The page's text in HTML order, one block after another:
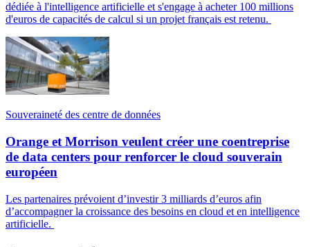
dédiée à l'intelligence artificielle et s'engage à acheter 100 millions
d'euros de capacités de calcul si un projet français est retenu.
Souveraineté des centre de données
Orange et Morrison veulent créer une coentreprise
de data centers pour renforcer le cloud souverain
européen
Les partenaires prévoient d’investir 3 milliards d’euros afin
d’accompagner la croissance des besoins en cloud et en intelligence
artificielle.